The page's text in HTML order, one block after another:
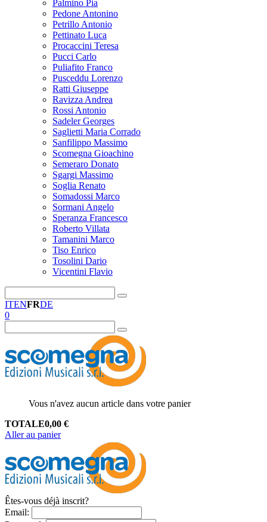
Palmino Pia
Pedone Antonino
Petrillo Antonio
Pettinato Luca
Procaccini Teresa
Pucci Carlo
Puliafito Franco
Pusceddu Lorenzo
Ratti Giuseppe
Ravizza Andrea
Rossi Antonio
Sadeler Georges
Saglietti Maria Corrado
Sanfilippo Massimo
Scomegna Gioachino
Semeraro Donato
Sgargi Massimo
Soglia Renato
Somadossi Marco
Sormani Angelo
Speranza Francesco
Roberto Villata
Tamanini Marco
Tiso Enrico
Tosolini Dario
Vicentini Flavio
ITENFRDE
0
Vous n'avez aucun article dans votre panier
TOTALE0,00 €
Aller au panier
Êtes-vous déjà inscrit?
Email: